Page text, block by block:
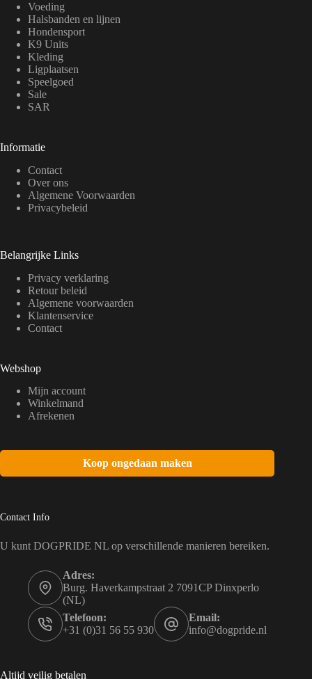
Voeding
Halsbanden en lijnen
Hondensport
K9 Units
Kleding
Ligplaatsen
Speelgoed
Sale
SAR
Informatie
Contact
Over ons
Algemene Voorwaarden
Privacybeleid
Belangrijke Links
Privacy verklaring
Retour beleid
Algemene voorwaarden
Klantenservice
Contact
Webshop
Mijn account
Winkelmand
Afrekenen
Koop ongedaan maken
Contact Info
U kunt DOGPRIDE NL op verschillende manieren bereiken.
Adres:
Burg. Haverkampstraat 2 7091CP Dinxperlo
(NL)
Telefoon:
+31 (0)31 56 55 930
Email:
info@dogpride.nl
Altijd veilig betalen